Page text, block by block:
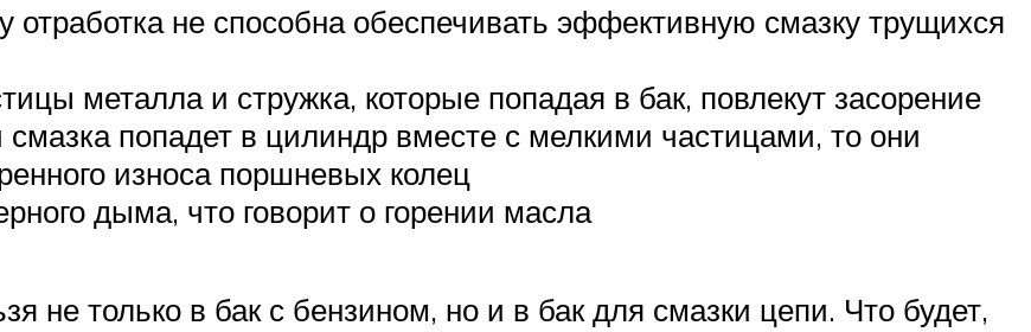
отработка не способна обеспечивать эффективную смазку трущихся
металла и стружка, которые попадая в бак, повлекут засорение
попадет в цилиндр вместе с мелкими частицами, то они
износа поршневых колец
дыма, что говорит о горении масла
не только в бак с бензином, но и в бак для смазки цепи. Что будет,